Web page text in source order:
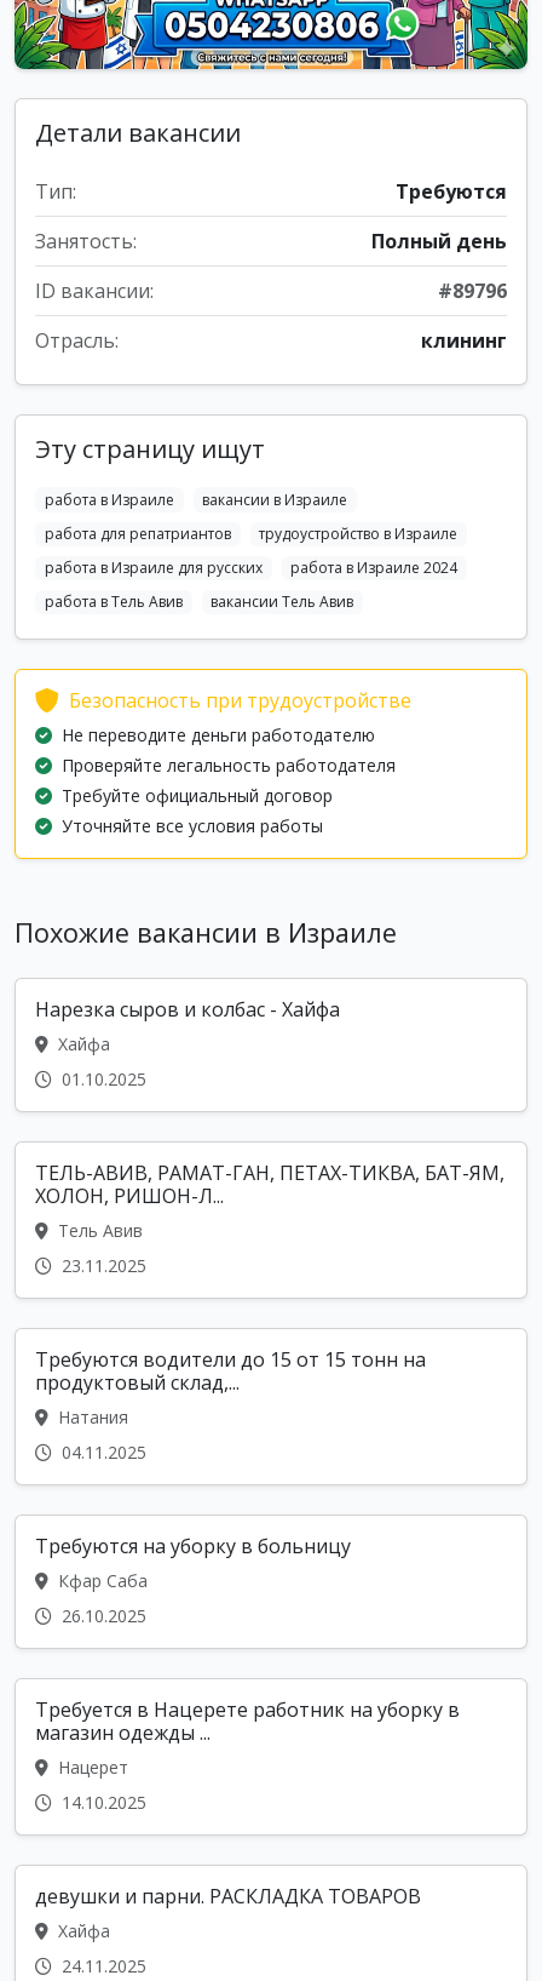
Детали вакансии
Тип:
Требуются
Занятость:
Полный день
ID вакансии:
#89796
Отрасль:
клининг
Эту страницу ищут
работа в Израиле
вакансии в Израиле
работа для репатриантов
трудоустройство в Израиле
работа в Израиле для русских
работа в Израиле 2024
работа в Тель Авив
вакансии Тель Авив
Безопасность при трудоустройстве
Не переводите деньги работодателю
Проверяйте легальность работодателя
Требуйте официальный договор
Уточняйте все условия работы
Похожие вакансии в Израиле
Нарезка сыров и колбас - Хайфа
Хайфа
01.10.2025
ТЕЛЬ-АВИВ, РАМАТ-ГАН, ПЕТАХ-ТИКВА, БАТ-ЯМ,
ХОЛОН, РИШОН-Л...
Тель Авив
23.11.2025
Требуются водители до 15 от 15 тонн на
продуктовый склад,...
Натания
04.11.2025
Требуются на уборку в больницу
Кфар Саба
26.10.2025
Требуется в Нацерете работник на уборку в
магазин одежды ...
Нацерет
14.10.2025
девушки и парни. РАСКЛАДКА ТОВАРОВ
Хайфа
24.11.2025